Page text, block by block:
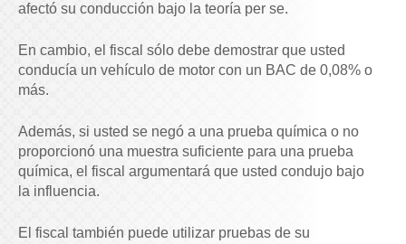
afectó su conducción bajo la teoría per se.
En cambio, el fiscal sólo debe demostrar que usted
conducía un vehículo de motor con un BAC de 0,08% o
más.
Además, si usted se negó a una prueba química o no
proporcionó una muestra suficiente para una prueba
química, el fiscal argumentará que usted condujo bajo
la influencia.
El fiscal también puede utilizar pruebas de su